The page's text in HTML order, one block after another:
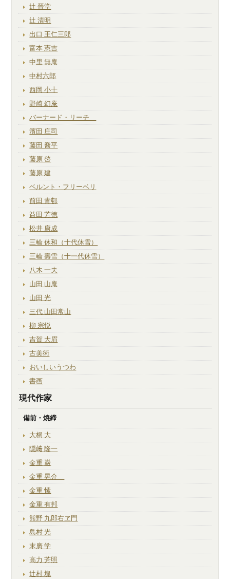
辻 晉堂
辻 清明
出口 王仁三郎
富本 憲吉
中里 無庵
中村六郎
西岡 小十
野崎 幻庵
バーナード・リーチ
濱田 庄司
藤田 喬平
藤原 啓
藤原 建
ベルント・フリーベリ
前田 青邨
益田 芳徳
松井 康成
三輪 休和（十代休雪）
三輪 壽雪（十一代休雪）
八木 一夫
山田 山庵
山田 光
三代 山田常山
柳 宗悦
吉賀 大眉
古美術
おいしいうつわ
書画
現代作家
備前・焼締
大桐 大
隠﨑 隆一
金重 巌
金重 晃介
金重 愫
金重 有邦
熊野 九郎右ヱ門
島村 光
末廣 学
高力 芳照
辻村 塊